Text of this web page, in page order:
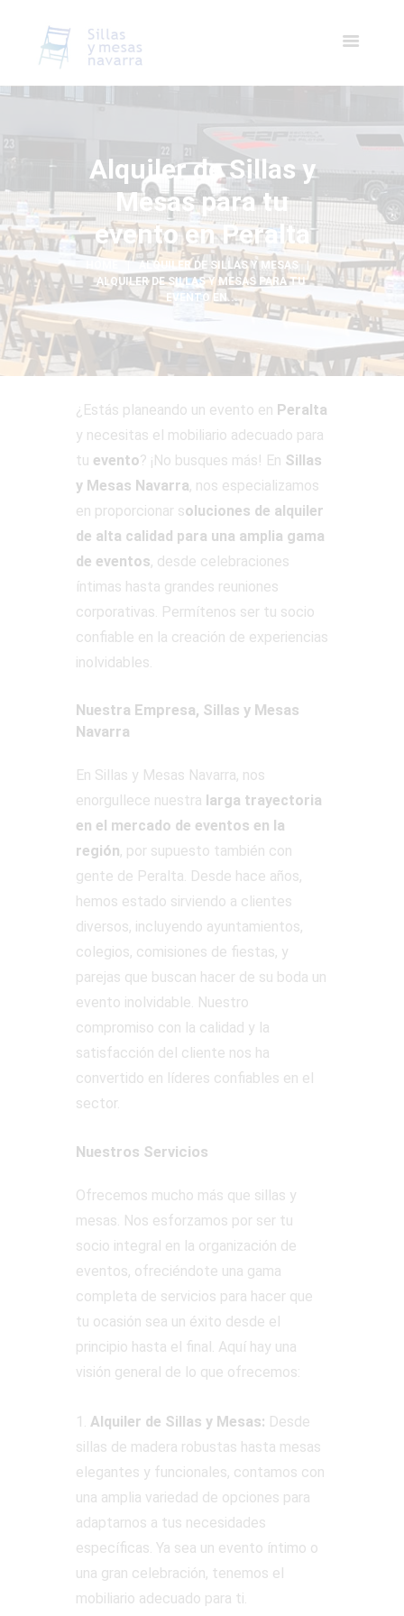
Alquiler de Sillas y
Mesas para tu
evento en Peralta
ALQUILER DE SILLAS Y MESAS
ALQUILER DE SILLAS Y MESAS PARA TU
EVENTO EN...
¿Estás planeando un evento en Peralta
y necesitas el mobiliario adecuado para
tu evento? ¡No busques más! En Sillas
y Mesas Navarra, nos especializamos
en proporcionar soluciones de alquiler
de alta calidad para una amplia gama
de eventos, desde celebraciones
íntimas hasta grandes reuniones
corporativas. Permítenos ser tu socio
confiable en la creación de experiencias
inolvidables.
Nuestra Empresa, Sillas y Mesas
Navarra
En Sillas y Mesas Navarra, nos
enorgullece nuestra larga trayectoria
en el mercado de eventos en la
región, por supuesto también con
gente de Peralta. Desde hace años,
hemos estado sirviendo a clientes
diversos, incluyendo ayuntamientos,
colegios, comisiones de fiestas, y
parejas que buscan hacer de su boda un
evento inolvidable. Nuestro
compromiso con la calidad y la
satisfacción del cliente nos ha
convertido en líderes confiables en el
sector.
Nuestros Servicios
Ofrecemos mucho más que sillas y
mesas. Nos esforzamos por ser tu
socio integral en la organización de
eventos, ofreciéndote una gama
completa de servicios para hacer que
tu ocasión sea un éxito desde el
principio hasta el final. Aquí hay una
visión general de lo que ofrecemos:
1. Alquiler de Sillas y Mesas: Desde
sillas de madera robustas hasta mesas
elegantes y funcionales, contamos con
una amplia variedad de opciones para
adaptarnos a tus necesidades
específicas. Ya sea un evento íntimo o
una gran celebración, tenemos el
mobiliario adecuado para ti.